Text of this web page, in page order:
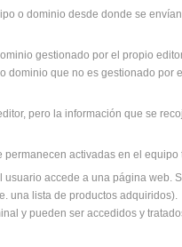
o dominio desde donde se
gestionado por el propio
que no es gestionado por
pero la información que se
activadas en el
accede a una página web.
una lista de productos adquiridos).
y pueden ser accedidos y